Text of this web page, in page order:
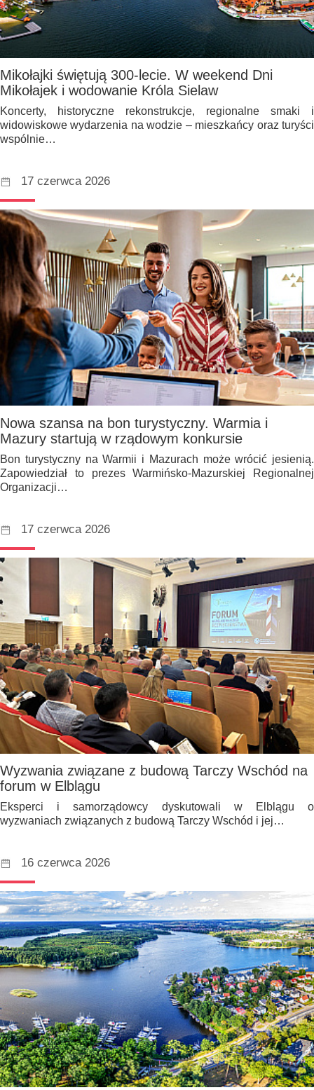
Mikołajki świętują 300-lecie. W weekend Dni
Mikołajek i wodowanie Króla Sielaw
Koncerty, historyczne rekonstrukcje, regionalne smaki i
widowiskowe wydarzenia na wodzie – mieszkańcy oraz turyści
wspólnie…
17 czerwca 2026
Nowa szansa na bon turystyczny. Warmia i
Mazury startują w rządowym konkursie
Bon turystyczny na Warmii i Mazurach może wrócić jesienią.
Zapowiedział to prezes Warmińsko-Mazurskiej Regionalnej
Organizacji…
17 czerwca 2026
Wyzwania związane z budową Tarczy Wschód na
forum w Elblągu
Eksperci i samorządowcy dyskutowali w Elblągu o
wyzwaniach związanych z budową Tarczy Wschód i jej…
16 czerwca 2026